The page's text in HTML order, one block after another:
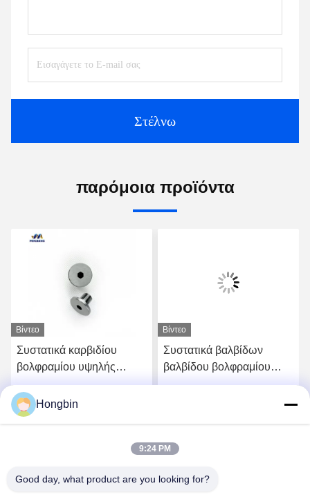
Στέλνω
παρόμοια προϊόντα
Βίντεο
Συστατικά καρβιδίου
βολφραμίου υψηλής
ακρίβειας για
αεροδιαστημικές
εφαρμογές
Βίντεο
Συστατικά βαλβίδων
βαλβίδου βολφραμίου
υψηλών επιδόσεων για
Hongbin
9:24 PM
Good day, what product are you looking for?